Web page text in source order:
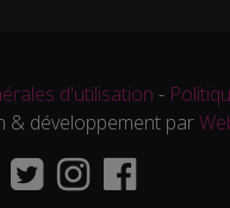
d'utilisation -
& développement par